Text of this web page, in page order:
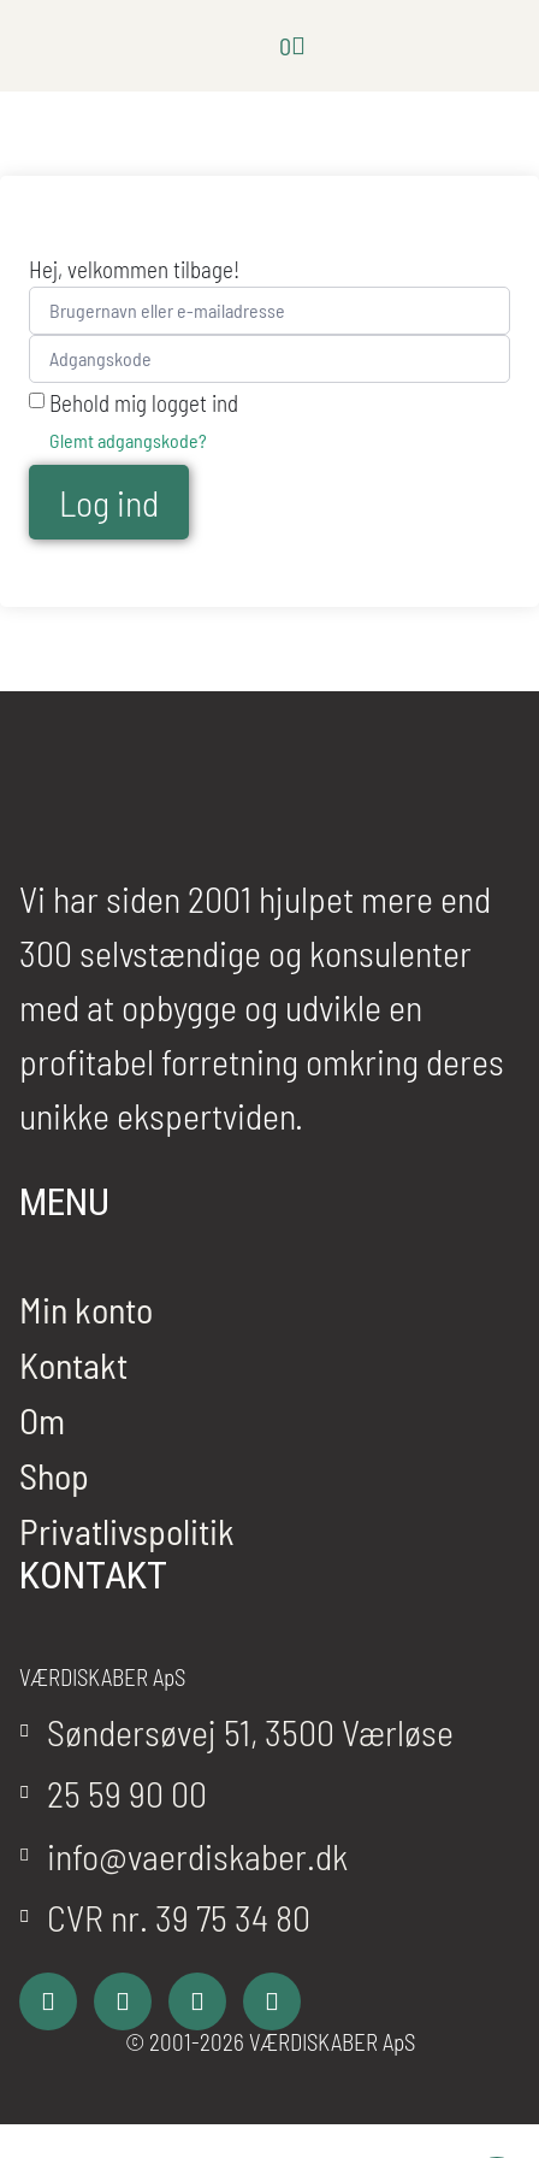
0
Hej, velkommen tilbage!
Behold mig logget ind
Glemt adgangskode?
Log ind
Vi har siden 2001 hjulpet mere end
300 selvstændige og konsulenter
med at opbygge og udvikle en
profitabel forretning omkring deres
unikke ekspertviden.
MENU
Min konto
Kontakt
Om
Shop
Privatlivspolitik
KONTAKT
VÆRDISKABER ApS
Søndersøvej 51, 3500 Værløse
25 59 90 00
info@vaerdiskaber.dk
CVR nr. 39 75 34 80
© 2001-2026 VÆRDISKABER ApS